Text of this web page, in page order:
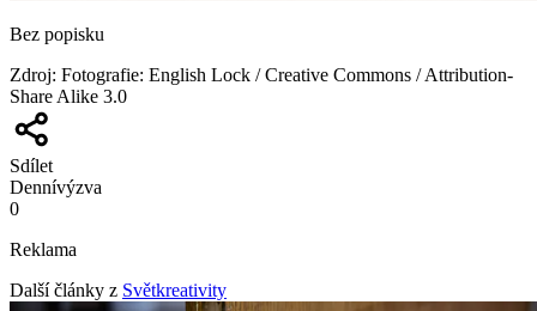
Bez popisku
Zdroj: Fotografie: English Lock / Creative Commons / Attribution-
Share Alike 3.0
Sdílet
Dennívýzva
0
Reklama
Další články z Světkreativity